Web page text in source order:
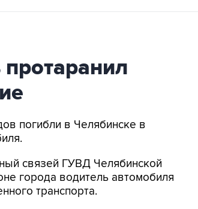
погибли в Челябинске в
связей ГУВД Челябинской
города водитель автомобиля
транспорта.